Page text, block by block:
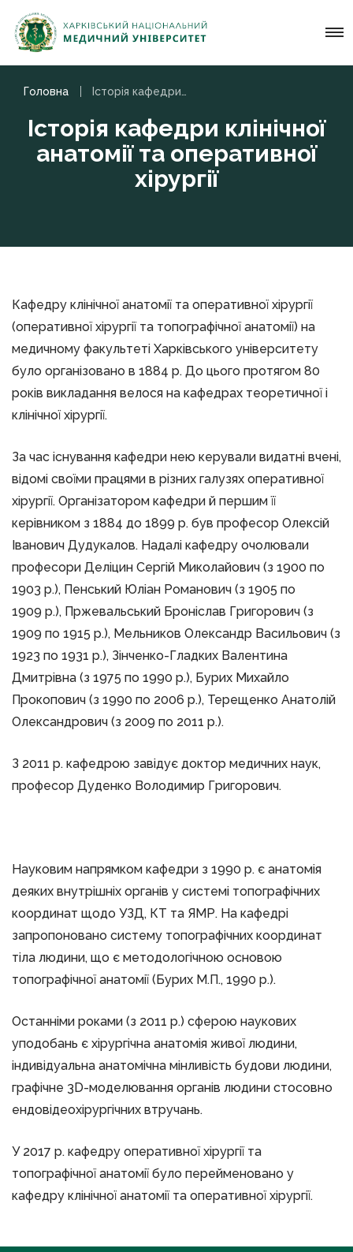
Головна
Історія кафедри клінічної
анатомії та оперативної
хірургії
Кафедру клінічної анатомії та оперативної хірургії
(оперативної хірургії та топографічної анатомії) на
медичному факультеті Харківського університету
було організовано в 1884 р. До цього протягом 80
років викладання велося на кафедрах теоретичної і
клінічної хірургії.
За час існування кафедри нею керували видатні вчені,
відомі своїми працями в різних галузях оперативної
хірургії. Організатором кафедри й першим її
керівником з 1884 до 1899 р. був професор Олексій
Іванович Дудукалов. Надалі кафедру очолювали
професори Деліцин Сергій Миколайович (з 1900 по
1903 р.), Пенський Юліан Романович (з 1905 по
1909 р.), Пржевальський Броніслав Григорович (з
1909 по 1915 р.), Мельников Олександр Васильович (з
1923 по 1931 р.), Зінченко-Гладких Валентина
Дмитрівна (з 1975 по 1990 р.), Бурих Михайло
Прокопович (з 1990 по 2006 р.), Терещенко Анатолій
Олександрович (з 2009 по 2011 р.).
З 2011 р. кафедрою завідує доктор медичних наук,
професор Дуденко Володимир Григорович.
Науковим напрямком кафедри з 1990 р. є анатомія
деяких внутрішніх органів у системі топографічних
координат щодо УЗД, КТ та ЯМР. На кафедрі
запропоновано систему топографічних координат
тіла людини, що є методологічною основою
топографічної анатомії (Бурих М.П., 1990 р.).
Останніми роками (з 2011 р.) сферою наукових
уподобань є хірургічна анатомія живої людини,
індивідуальна анатомічна мінливість будови людини,
графічне 3D-моделювання органів людини стосовно
ендовідеохірургічних втручань.
У 2017 р. кафедру оперативної хірургії та
топографічної анатомії було перейменовано у
кафедру клінічної анатомії та оперативної хірургії.